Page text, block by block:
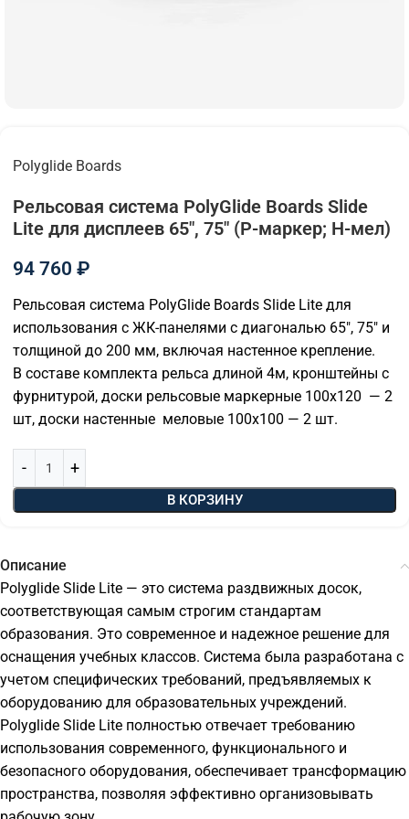
Polyglide Boards
Рельсовая система PolyGlide Boards Slide
Lite для дисплеев 65", 75" (Р-маркер; Н-мел)
94 760 ₽
Рельсовая система PolyGlide Boards Slide Lite для
использования с ЖК-панелями с диагональю 65", 75" и
толщиной до 200 мм, включая настенное крепление.
В составе комплекта рельса длиной 4м, кронштейны с
фурнитурой, доски рельсовые маркерные 100х120 — 2
шт, доски настенные меловые 100х100 — 2 шт.
В КОРЗИНУ
Описание
Polyglide Slide Lite — это система раздвижных досок,
соответствующая самым строгим стандартам
образования. Это современное и надежное решение для
оснащения учебных классов. Система была разработана с
учетом специфических требований, предъявляемых к
оборудованию для образовательных учреждений.
Polyglide Slide Lite полностью отвечает требованию
использования современного, функционального и
безопасного оборудования, обеспечивает трансформацию
пространства, позволяя эффективно организовывать